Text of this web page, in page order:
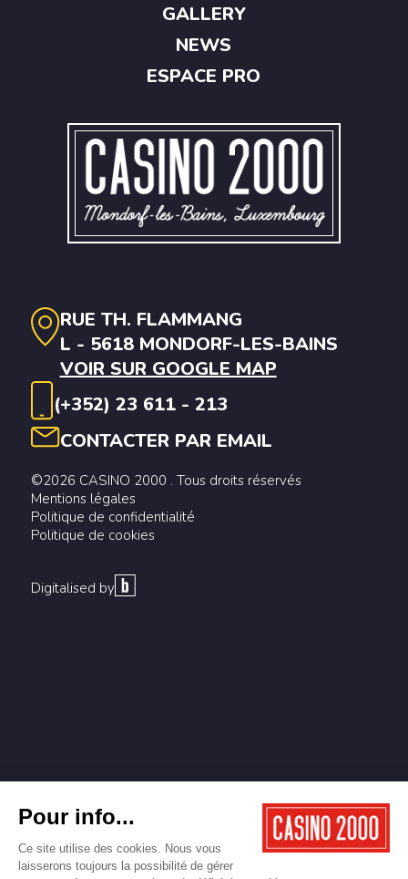
RUE TH. FLAMMANG
L - 5618 MONDORF-LES-BAINS
VOIR SUR GOOGLE MAP
(+352) 23 611 - 213
CONTACTER PAR EMAIL
©2026 CASINO 2000 . Tous droits réservés
Mentions légales
Politique de confidentialité
Politique de cookies
Digitalised by
GALLERY
NEWS
ESPACE PRO